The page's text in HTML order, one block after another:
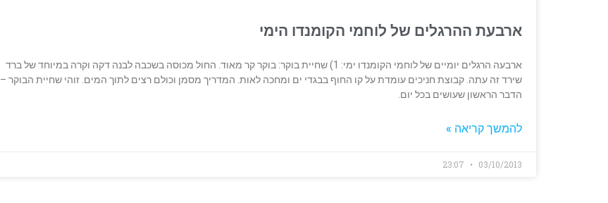
ארבעת ההרגלים של לוחמי הקומנדו הימי
ארבעה הרגלים יומיים של לוחמי הקומנדו ימי: 1) שחיית בוקר: בוקר קר מאוד. החול מכוסה בשכבה לבנה דקה וקרה במיוחד של ברד
שירד זה עתה. קבוצת חניכים עומדת על קו החוף בבגדי ים ומחכה לאות. המדריך מסמן וכולם רצים לתוך המים. זוהי שחיית הבוקר –
הדבר הראשון שעושים בכל יום.
להמשך קריאה »
03/10/2013